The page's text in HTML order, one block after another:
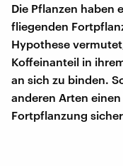
Die Pflanzen haben
fliegenden
Hypothese
Koffeinanteil in
an sich zu binden.
anderen Arten
Fortpflanzung